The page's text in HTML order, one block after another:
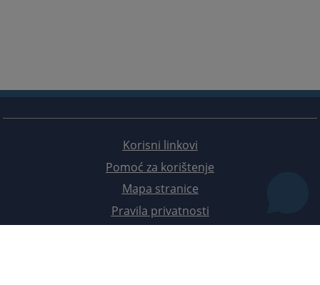
Korisni linkovi
Pomoć za korištenje
Mapa stranice
Pravila privatnosti